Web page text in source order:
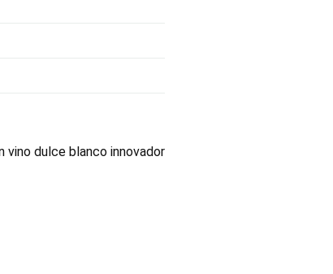
vino dulce blanco innovador